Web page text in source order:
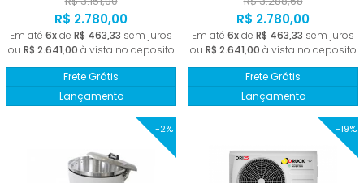
R$ 2.780,00
Em até 6xde R$ 463,33 sem juros
ou R$ 2.641,00 à vista no deposito
Frete Grátis
Lançamento
R$ 2.780,00
Em até 6xde R$ 463,33 sem juros
ou R$ 2.641,00 à vista no deposito
Frete Grátis
Lançamento
-2% -19%